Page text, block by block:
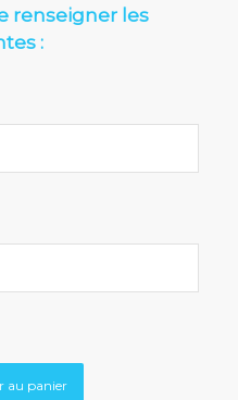
renseigner les
:
au panier